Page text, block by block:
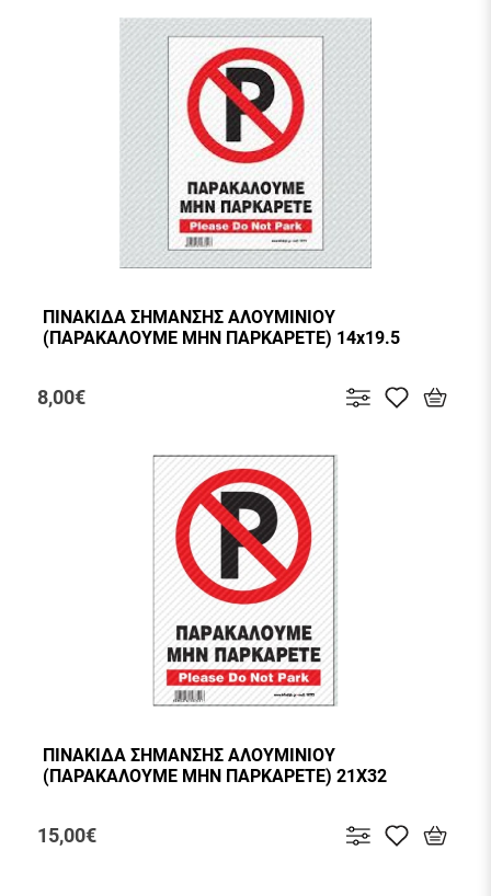
ΠΙΝΑΚΙΔΑ ΣΗΜΑΝΣΗΣ ΑΛΟΥΜΙΝΙΟΥ
(ΠΑΡΑΚΑΛΟΥΜΕ ΜΗΝ ΠΑΡΚΑΡΕΤΕ) 14x19.5
8,00€
ΠΙΝΑΚΙΔΑ ΣΗΜΑΝΣΗΣ ΑΛΟΥΜΙΝΙΟΥ
(ΠΑΡΑΚΑΛΟΥΜΕ ΜΗΝ ΠΑΡΚΑΡΕΤΕ) 21Χ32
15,00€